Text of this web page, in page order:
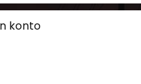
konto